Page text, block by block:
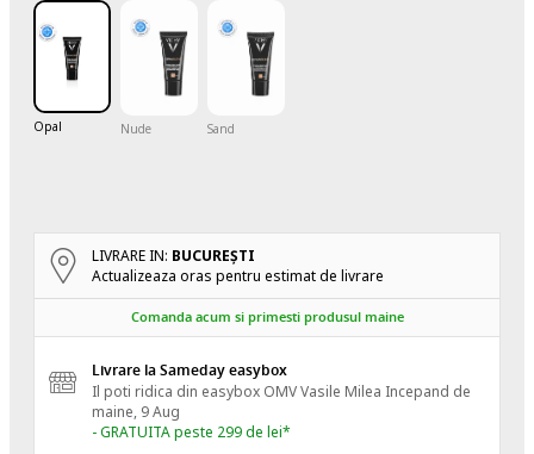
Opal Nude Sand
LIVRARE IN: BUCUREŞTI
Actualizeaza oras pentru estimat de livrare
Comanda acum si primesti produsul maine
Livrare la Sameday easybox
Il poti ridica din easybox OMV Vasile Milea Incepand de
maine, 9 Aug
- GRATUITA peste 299 de lei*